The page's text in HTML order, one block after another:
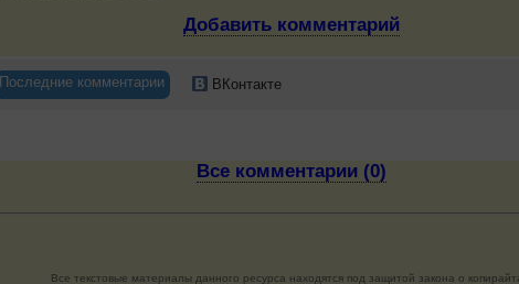
Добавить комментарий
Последние комментарии ВКонтакте
Все комментарии (0)
Все текстовые материалы данного ресурса находятся под защитой закона о